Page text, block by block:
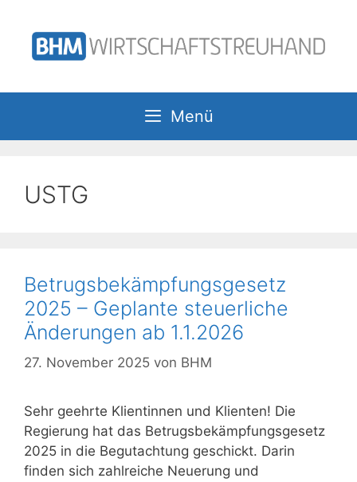
Inhalt
springen
Menü
USTG
Betrugsbekämpfungsgesetz
2025 – Geplante steuerliche
Änderungen ab 1.1.2026
27. November 2025 von BHM
Sehr geehrte Klientinnen und Klienten! Die
Regierung hat das Betrugsbekämpfungsgesetz
2025 in die Begutachtung geschickt. Darin
finden sich zahlreiche Neuerung und